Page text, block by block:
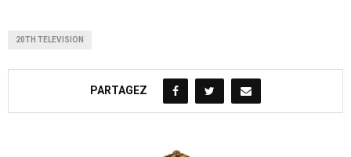
20TH TELEVISION
PARTAGEZ